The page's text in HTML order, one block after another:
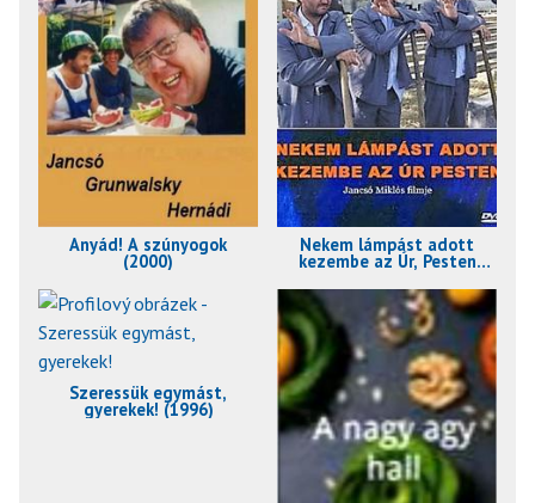
Anyád! A szúnyogok
(2000)
Nekem lámpást adott
kezembe az Úr, Pesten
Szeressük egymást,
gyerekek! (1996)